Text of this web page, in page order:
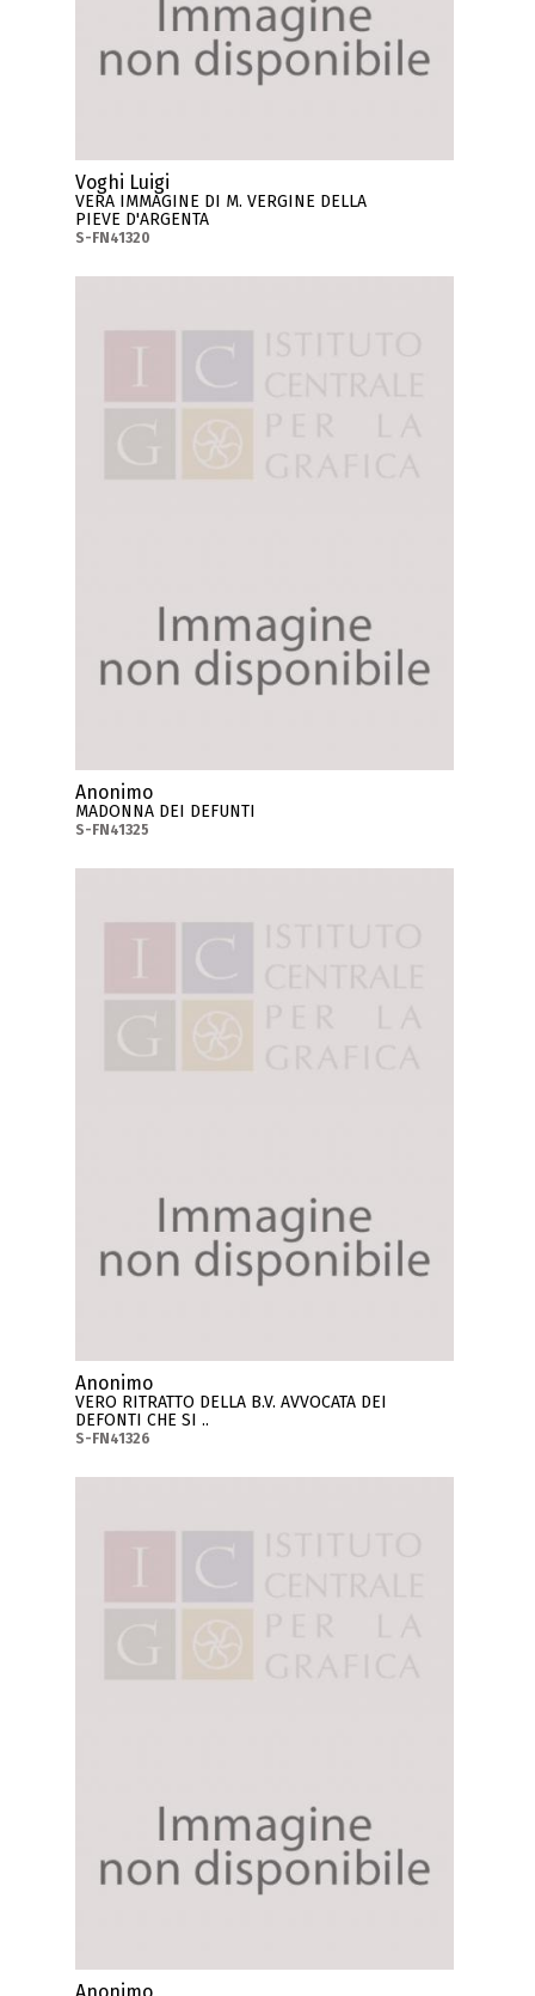
Voghi Luigi
VERA IMMAGINE DI M. VERGINE DELLA
PIEVE D'ARGENTA
S-FN41320
Anonimo
MADONNA DEI DEFUNTI
S-FN41325
Anonimo
VERO RITRATTO DELLA B.V. AVVOCATA DEI
DEFONTI CHE SI ..
S-FN41326